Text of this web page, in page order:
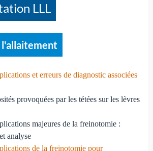
LLL
l'allaitement
et erreurs de diagnostic associées
provoquées par les tétées sur les lèvres
majeures de la freinotomie :
analyse
de la freinotomie pour